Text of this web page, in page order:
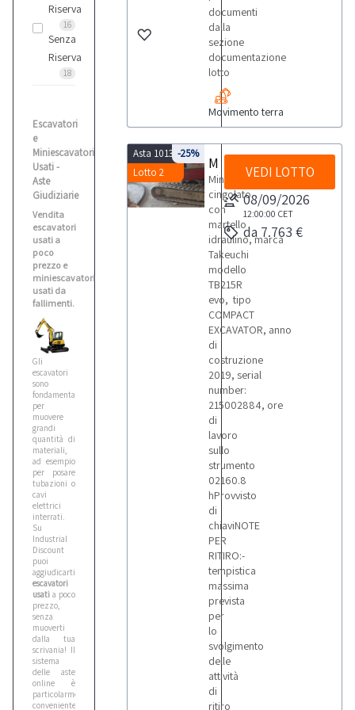
Riserva
16
Senza
Riserva
18
Escavatori
e
Miniescavatori
Usati -
Aste
Giudiziarie
Vendita
escavatori
usati a
poco
prezzo e
miniescavatori
usati da
fallimenti.
Gli
escavatori
sono
fondamentali
per
muovere
grandi
quantità di
materiali,
ad esempio
per posare
tubazioni o
cavi
elettrici
interrati.
Su
Industrial
Discount
puoi
aggiudicarti
escavatori
usati a poco
prezzo,
senza
muoverti
dalla tua
scrivania! Il
sistema
delle aste
online è
particolarmente
conveniente
documenti
dalla
sezione
documentazione
lotto
Movimento terra
Asta 10133
Lotto 2
-25%
Miniescavatore
cingolato
con
martello
idraulino, marca
Takeuchi
modello
TB215R
evo, tipo
COMPACT
EXCAVATOR, anno
di
costruzione
2019, serial
number:
215002884, ore
di
lavoro
sullo
strumento
02160.8
hProvvisto
di
chiaviNOTE
PER
RITIRO:-
tempistica
massima
prevista
per
lo
svolgimento
delle
attività
di
ritiro
VEDI LOTTO
08/09/2026
12:00:00 CET
da 7.763 €